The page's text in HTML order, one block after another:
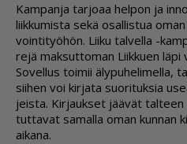
Kam­pan­ja tar­jo­aa hel­pon ja
liik­ku­mis­ta sekä osal­lis­tua
voin­ti­työ­hön. Lii­ku tal­vel­la -
re­jä mak­sut­to­man Liik­ku­en läpi
So­vel­lus toi­mii äly­pu­he­li­mel­la,
sii­hen voi kir­ja­ta suo­ri­tuk­sia
jeis­ta. Kir­jauk­set jää­vät
tut­ta­vat sa­mal­la oman kun­nan
ai­ka­na.